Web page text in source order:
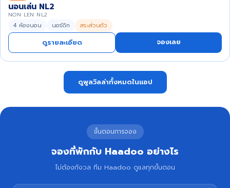
นอนเล่น NL2
NON LEN NL2
4 ห้องนอน นอร์ดิก สระส่วนตัว
ดูรายละเอียด จองเลย
ดูพูลวิลล่าทั้งหมดในแอป
ขั้นตอนการจอง
จองที่พักกับ Haadoo อย่างไร
ไม่ต้องกังวล ทีม Haadoo ดูแลทุกขั้นตอน